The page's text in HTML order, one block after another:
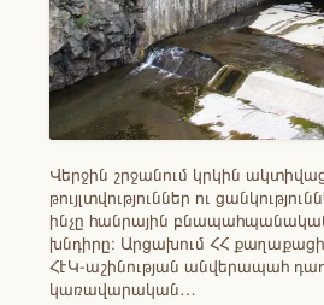
Վերջին շրջանում կրկին
թույլտվություններ ու
ինչը հանրային
խնդիրը։ Արցախում ՀՀ
ՀԷԿ-աշինության անվերապահ
կառավարական…